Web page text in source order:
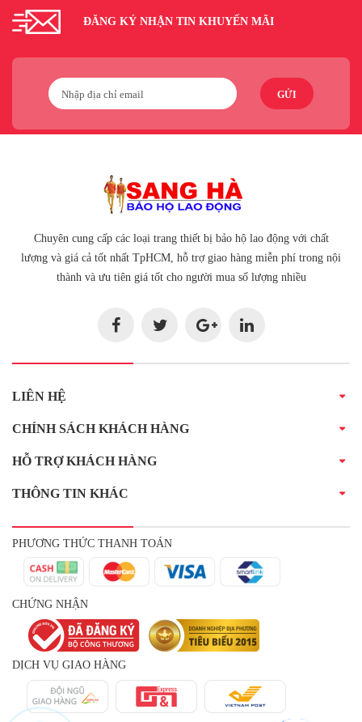
ĐĂNG KÝ NHẬN TIN KHUYẾN MÃI
GỬI
Chuyên cung cấp các loại trang thiết bị bảo hộ lao động với chất
lượng và giá cả tốt nhất TpHCM, hỗ trợ giao hàng miễn phí trong nội
thành và ưu tiên giá tốt cho người mua số lượng nhiều
LIÊN HỆ
CHÍNH SÁCH KHÁCH HÀNG
HỖ TRỢ KHÁCH HÀNG
THÔNG TIN KHÁC
PHƯƠNG THỨC THANH TOÁN
CHỨNG NHẬN
DỊCH VỤ GIAO HÀNG